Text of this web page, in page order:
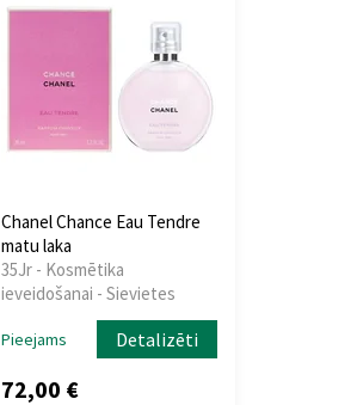
Chanel Chance Eau Tendre
matu laka
35Jr - Kosmētika
ieveidošanai - Sievietes
Pieejams Detalizēti
72,00 €